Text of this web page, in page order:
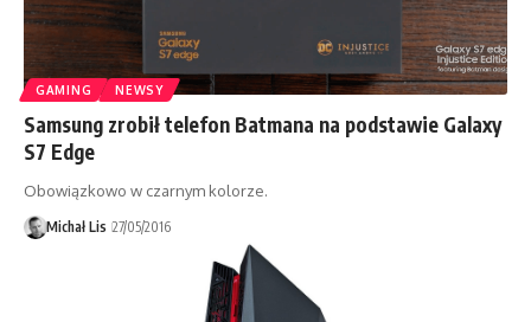
GAMING NEWSY
Samsung zrobił telefon Batmana na podstawie Galaxy
S7 Edge
Obowiązkowo w czarnym kolorze.
Michał Lis 27/05/2016